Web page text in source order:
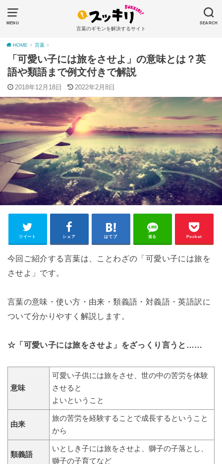
MENU SEARCH
言葉のギモンを解決するサイト
HOME 言葉
「可愛い子には旅をさせよ」の意味とは？英
語や類語まで例文付きで解説
2018年12月18日 2022年2月8日
ツイート シェア はてブ 送る Pocket
今回ご紹介する言葉は、ことわざの「可愛い子には旅を
させよ」です。
言葉の意味・使い方・由来・類義語・対義語・英語訳に
ついて分かりやすく解説します。
☆「可愛い子には旅をさせよ」をざっくり言うと……
意味
可愛い子供には旅をさせ、世の中の苦労を体験
させると
よいということ
由来
旅の苦労を経験することで成長するということ
から
類義語
いとしき子には旅をさせよ、獅子の子落とし、
獅子の子育てなど